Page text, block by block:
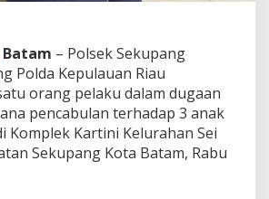
s
e
k
S
e
k
u
p
Batam – Polsek Sekupang
Polda Kepulauan Riau
orang pelaku dalam dugaan
pencabulan terhadap 3 anak
Komplek Kartini Kelurahan Sei
Sekupang Kota Batam, Rabu